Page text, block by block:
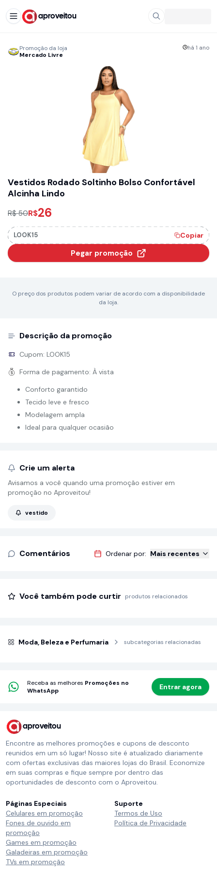
aproveitou
Promoção da loja
Mercado Livre
há 1 ano
Vestidos Rodado Soltinho Bolso Confortável
Alcinha Lindo
R$ 50R$26
LOOK15 Copiar
Pegar promoção
O preço dos produtos podem variar de acordo com a disponibilidade
da loja.
Descrição da promoção
Cupom: LOOK15
Forma de pagamento: À vista
Conforto garantido
Tecido leve e fresco
Modelagem ampla
Ideal para qualquer ocasião
Crie um alerta
Avisamos a você quando uma promoção estiver em
promoção no Aproveitou!
vestido
Comentários Ordenar por: Mais recentes
Você também pode curtir produtos relacionados
Moda, Beleza e Perfumaria subcategorias relacionadas
Receba as melhores Promoções no
WhatsApp
Entrar agora
aproveitou
Encontre as melhores promoções e cupons de desconto
reunidos em um só lugar! Nosso site é atualizado diariamente
com ofertas exclusivas das maiores lojas do Brasil. Economize
em suas compras e fique sempre por dentro das
oportunidades de desconto com o Aproveitou.
Páginas Especiais
Celulares em promoção
Fones de ouvido em
promoção
Games em promoção
Galadeiras em promoção
TVs em promoção
Suporte
Termos de Uso
Política de Privacidade